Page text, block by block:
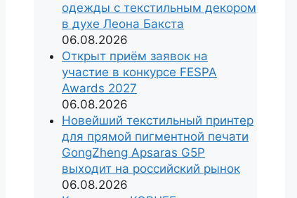
одежды с текстильным декором
в духе Леона Бакста
06.08.2026
Открыт приём заявок на
участие в конкурсе FESPA
Awards 2027
06.08.2026
Новейший текстильный принтер
для прямой пигментной печати
GongZheng Apsaras G5P
выходит на российский рынок
06.08.2026